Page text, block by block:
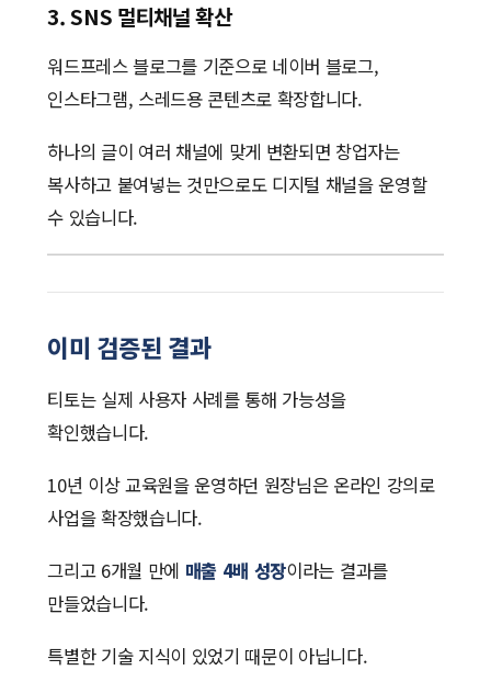
3. SNS 멀티채널 확산
워드프레스 블로그를 기준으로 네이버 블로그,
인스타그램, 스레드용 콘텐츠로 확장합니다.
하나의 글이 여러 채널에 맞게 변환되면 창업자는
복사하고 붙여넣는 것만으로도 디지털 채널을 운영할
수 있습니다.
이미 검증된 결과
티토는 실제 사용자 사례를 통해 가능성을
확인했습니다.
10년 이상 교육원을 운영하던 원장님은 온라인 강의로
사업을 확장했습니다.
그리고 6개월 만에 매출 4배 성장이라는 결과를
만들었습니다.
특별한 기술 지식이 있었기 때문이 아닙니다.